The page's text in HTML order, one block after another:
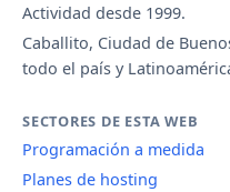
Actividad desde 1999.
Caballito, Ciudad de
todo el país y
SECTORES DE ESTA WEB
Programación a medida
Planes de hosting